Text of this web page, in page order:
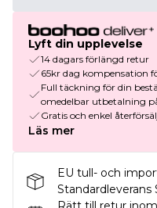
Lyft din upplevelse
14 dagars förlängd retur
65kr dag kompensation
Full täckning för din
omedelbar utbetalning
Gratis och enkel
Läs mer
EU tull- och
Standardleverans